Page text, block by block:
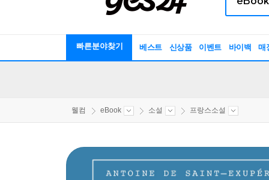
빠른분야찾기 베스트 신상품 이벤트 바이백 매
웰컴 eBook 소설 프랑스소설